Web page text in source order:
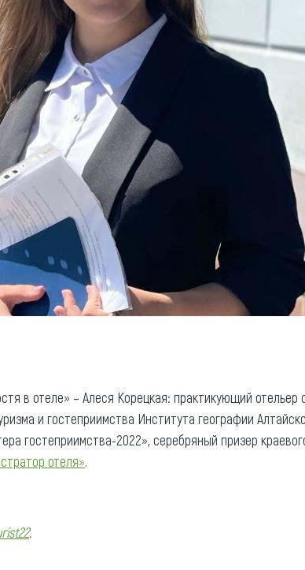
в отеле» – Алеся Корецкая: практикующий отельер
и гостеприимства Института географии
гостеприимства-2022», серебряный призер
отеля».
.